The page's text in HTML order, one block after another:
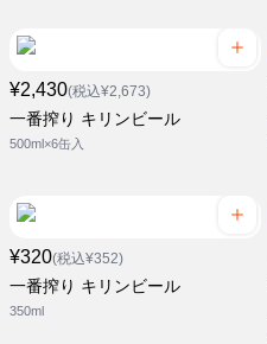
¥2,430(税込¥2,673)
一番搾り キリンビール
500ml×6缶入
¥320(税込¥352)
一番搾り キリンビール
350ml